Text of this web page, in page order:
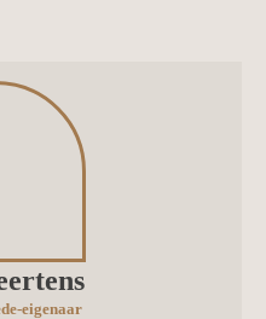
eigenaar